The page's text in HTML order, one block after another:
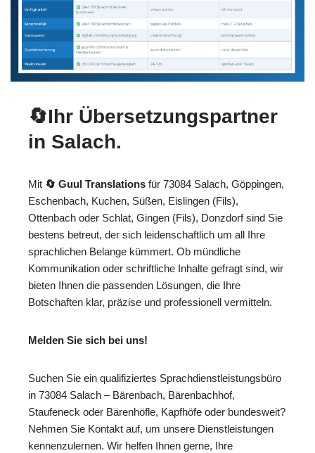
🔄Ihr Übersetzungspartner
in Salach.
Mit 🔄 Guul Translations für 73084 Salach, Göppingen,
Eschenbach, Kuchen, Süßen, Eislingen (Fils),
Ottenbach oder Schlat, Gingen (Fils), Donzdorf sind Sie
bestens betreut, der sich leidenschaftlich um all Ihre
sprachlichen Belange kümmert. Ob mündliche
Kommunikation oder schriftliche Inhalte gefragt sind, wir
bieten Ihnen die passenden Lösungen, die Ihre
Botschaften klar, präzise und professionell vermitteln.
Melden Sie sich bei uns!
Suchen Sie ein qualifiziertes Sprachdienstleistungsbüro
in 73084 Salach – Bärenbach, Bärenbachhof,
Staufeneck oder Bärenhöfle, Kapfhöfe oder bundesweit?
Nehmen Sie Kontakt auf, um unsere Dienstleistungen
kennenzulernen. Wir helfen Ihnen gerne, Ihre